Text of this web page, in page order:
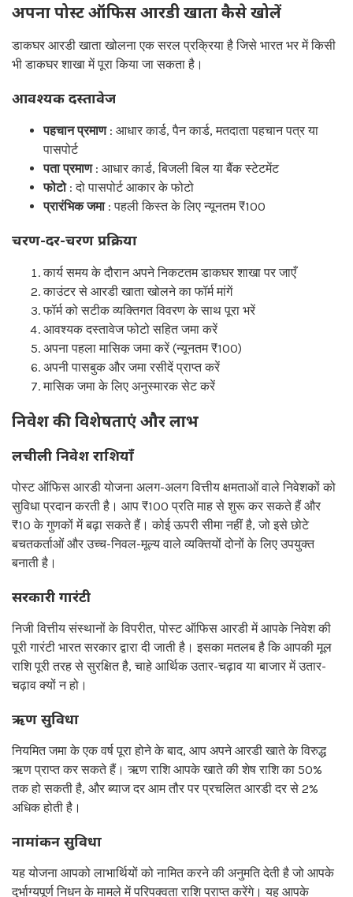
अपना पोस्ट ऑफिस आरडी खाता कैसे खोलें
डाकघर आरडी खाता खोलना एक सरल प्रक्रिया है जिसे भारत भर में किसी
भी डाकघर शाखा में पूरा किया जा सकता है।
आवश्यक दस्तावेज
पहचान प्रमाण: आधार कार्ड, पैन कार्ड, मतदाता पहचान पत्र या
पासपोर्ट
पता प्रमाण: आधार कार्ड, बिजली बिल या बैंक स्टेटमेंट
फोटो: दो पासपोर्ट आकार के फोटो
प्रारंभिक जमा: पहली किस्त के लिए न्यूनतम ₹100
चरण-दर-चरण प्रक्रिया
कार्य समय के दौरान अपने निकटतम डाकघर शाखा पर जाएँ
काउंटर से आरडी खाता खोलने का फॉर्म मांगें
फॉर्म को सटीक व्यक्तिगत विवरण के साथ पूरा भरें
आवश्यक दस्तावेज फोटो सहित जमा करें
अपना पहला मासिक जमा करें (न्यूनतम ₹100)
अपनी पासबुक और जमा रसीदें प्राप्त करें
मासिक जमा के लिए अनुस्मारक सेट करें
निवेश की विशेषताएं और लाभ
लचीली निवेश राशियाँ
पोस्ट ऑफिस आरडी योजना अलग-अलग वित्तीय क्षमताओं वाले निवेशकों को
सुविधा प्रदान करती है। आप ₹100 प्रति माह से शुरू कर सकते हैं और
₹10 के गुणकों में बढ़ा सकते हैं। कोई ऊपरी सीमा नहीं है, जो इसे छोटे
बचतकर्ताओं और उच्च-निवल-मूल्य वाले व्यक्तियों दोनों के लिए उपयुक्त
बनाती है।
सरकारी गारंटी
निजी वित्तीय संस्थानों के विपरीत, पोस्ट ऑफिस आरडी में आपके निवेश की
पूरी गारंटी भारत सरकार द्वारा दी जाती है। इसका मतलब है कि आपकी मूल
राशि पूरी तरह से सुरक्षित है, चाहे आर्थिक उतार-चढ़ाव या बाजार में उतार-
चढ़ाव क्यों न हो।
ऋण सुविधा
नियमित जमा के एक वर्ष पूरा होने के बाद, आप अपने आरडी खाते के विरुद्ध
ऋण प्राप्त कर सकते हैं। ऋण राशि आपके खाते की शेष राशि का 50%
तक हो सकती है, और ब्याज दर आम तौर पर प्रचलित आरडी दर से 2%
अधिक होती है।
नामांकन सुविधा
यह योजना आपको लाभार्थियों को नामित करने की अनुमति देती है जो आपके
दुर्भाग्यपूर्ण निधन के मामले में परिपक्वता राशि प्राप्त करेंगे। यह आपके